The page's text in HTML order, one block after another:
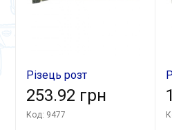
Різець розт
16х16х140 Т5К10 гл.
253.92 грн
Код: 9477